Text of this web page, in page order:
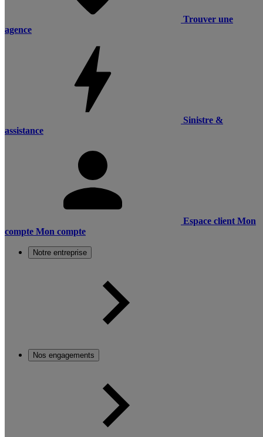
Trouver une
agence
Sinistre &
assistance
Espace client Mon
compte Mon compte
Notre entreprise
Nos engagements